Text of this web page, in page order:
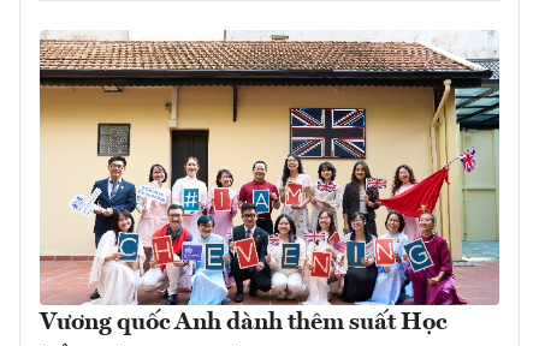
Vương quốc Anh dành thêm suất Học